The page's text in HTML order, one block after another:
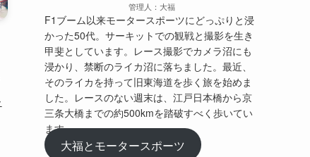
管理人：大福
F1ブーム以来モータースポーツにどっぷりと浸
かった50代。サーキットでの観戦と撮影を生き
甲斐としています。レース撮影でカメラ沼にも
浸かり、禁断のライカ沼に落ちました。最近、
そのライカを持って旧東海道を歩く旅を始めま
した。レースのない週末は、江戸日本橋から京
三条大橋までの約500kmを踏破すべく歩いてい
ます。
大福とモータースポーツ